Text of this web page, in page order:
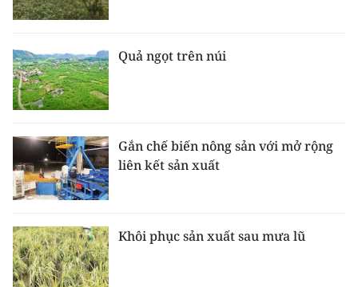
MUA BÁO
ĐỌC BÁO IN
ENGLISH
中文
FRANÇAIS
ESPAÑOL
Quả ngọt trên núi
Gắn chế biến nông sản với mở rộng
liên kết sản xuất
Khôi phục sản xuất sau mưa lũ